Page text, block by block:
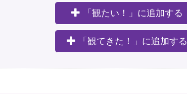
「観たい！」に追加する
「観てきた！」に追加する